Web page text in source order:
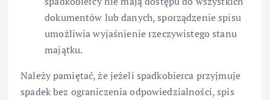
dokumentów lub danych, sporządzenie spisu
umożliwia wyjaśnienie rzeczywistego stanu
majątku.
Należy pamiętać, że jeżeli spadkobierca przyjmuje
spadek bez ograniczenia odpowiedzialności, spis